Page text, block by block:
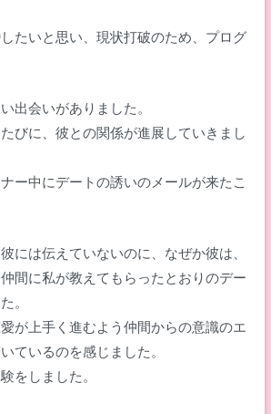
たいと思い、現状打破のため、プログ
出会いがありました。
びに、彼との関係が進展していきまし
ー中にデートの誘いのメールが来たこ
には伝えていないのに、なぜか彼は、
間に私が教えてもらったとおりのデー
。
が上手く進むよう仲間からの意識のエ
ているのを感じました。
をしました。